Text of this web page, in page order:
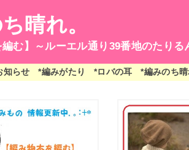
晴れ。
編む】～ルーエル通り39番地のたり
知らせ *編みがたり *ロバの耳 *編みのち